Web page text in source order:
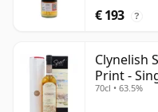
€ 193 ?
Clynelish
Print -
70cl • 63.5%